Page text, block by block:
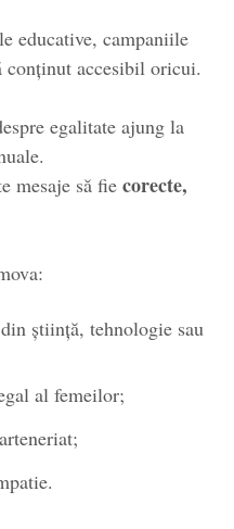
educative, campaniile
conținut accesibil oricui.
egalitate ajung la
mesaje să fiecorecte,
știință, tehnologie sau
al femeilor;